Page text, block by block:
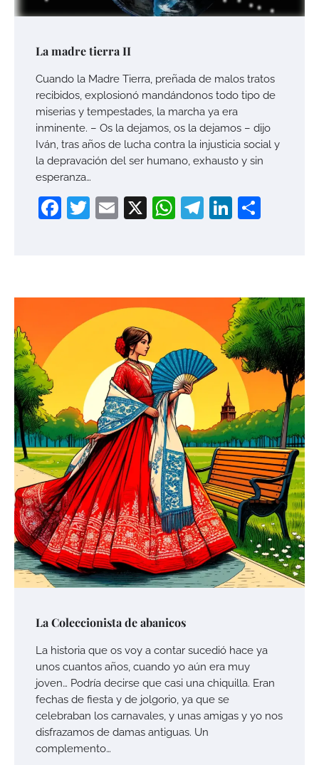
La madre tierra II
Cuando la Madre Tierra, preñada de malos tratos
recibidos, explosionó mandándonos todo tipo de
miserias y tempestades, la marcha ya era
inminente. – Os la dejamos, os la dejamos – dijo
Iván, tras años de lucha contra la injusticia social y
la depravación del ser humano, exhausto y sin
esperanza…
Facebook
Twitter
Email
X WhatsApp
Telegram
La Coleccionista de abanicos
La historia que os voy a contar sucedió hace ya
unos cuantos años, cuando yo aún era muy
joven… Podría decirse que casi una chiquilla. Eran
fechas de fiesta y de jolgorio, ya que se
celebraban los carnavales, y unas amigas y yo nos
disfrazamos de damas antiguas. Un
complemento…